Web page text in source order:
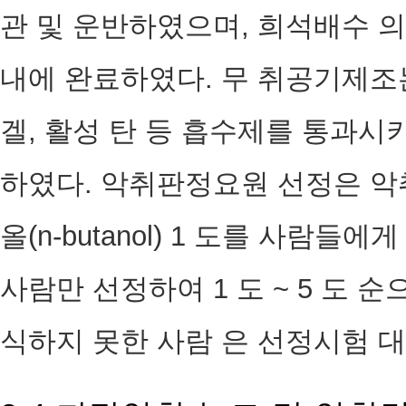
관 및 운반하였으며, 희석배수
내에 완료하였다. 무 취공기제
겔, 활성 탄 등 흡수제를 통과시
하였다. 악취판정요원 선정은
올(n-butanol) 1 도를 사람들에
사람만 선정하여 1 도 ~ 5 도 순
식하지 못한 사람 은 선정시험